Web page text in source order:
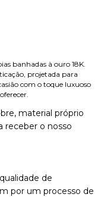
banhadas à ouro 18K.
projetada para
com o toque luxuoso
material próprio
receber o nosso
de
por um processo de